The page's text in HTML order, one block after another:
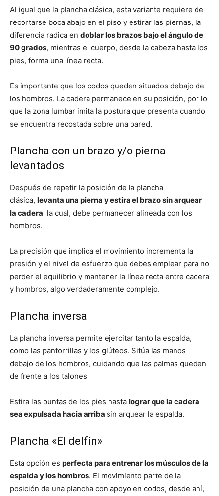
Al igual que la plancha clásica, esta variante requiere de
recortarse boca abajo en el piso y estirar las piernas, la
diferencia radica en doblar los brazos bajo el ángulo de
90 grados, mientras el cuerpo, desde la cabeza hasta los
pies, forma una línea recta.
Es importante que los codos queden situados debajo de
los hombros. La cadera permanece en su posición, por lo
que la zona lumbar imita la postura que presenta cuando
se encuentra recostada sobre una pared.
Plancha con un brazo y/o pierna
levantados
Después de repetir la posición de la plancha
clásica, levanta una pierna y estira el brazo sin arquear
la cadera, la cual, debe permanecer alineada con los
hombros.
La precisión que implica el movimiento incrementa la
presión y el nivel de esfuerzo que debes emplear para no
perder el equilibrio y mantener la línea recta entre cadera
y hombros, algo verdaderamente complejo.
Plancha inversa
La plancha inversa permite ejercitar tanto la espalda,
como las pantorrillas y los glúteos. Sitúa las manos
debajo de los hombros, cuidando que las palmas queden
de frente a los talones.
Estira las puntas de los pies hasta lograr que la cadera
sea expulsada hacia arriba sin arquear la espalda.
Plancha «El delfín»
Esta opción es perfecta para entrenar los músculos de la
espalda y los hombros. El movimiento parte de la
posición de una plancha con apoyo en codos, desde ahí,